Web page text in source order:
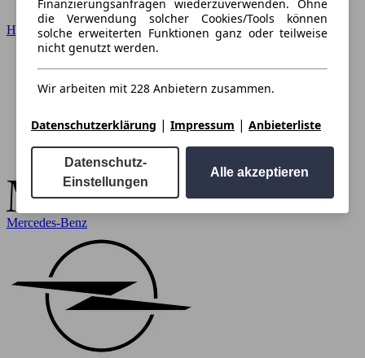
Hyundai
Mercedes-Benz
Finanzierungsanfragen wiederzuverwenden. Ohne
die Verwendung solcher Cookies/Tools können
solche erweiterten Funktionen ganz oder teilweise
nicht genutzt werden.
Wir arbeiten mit 228 Anbietern zusammen.
Datenschutzerklärung | Impressum | Anbieterliste
Datenschutz-
Einstellungen
Alle akzeptieren